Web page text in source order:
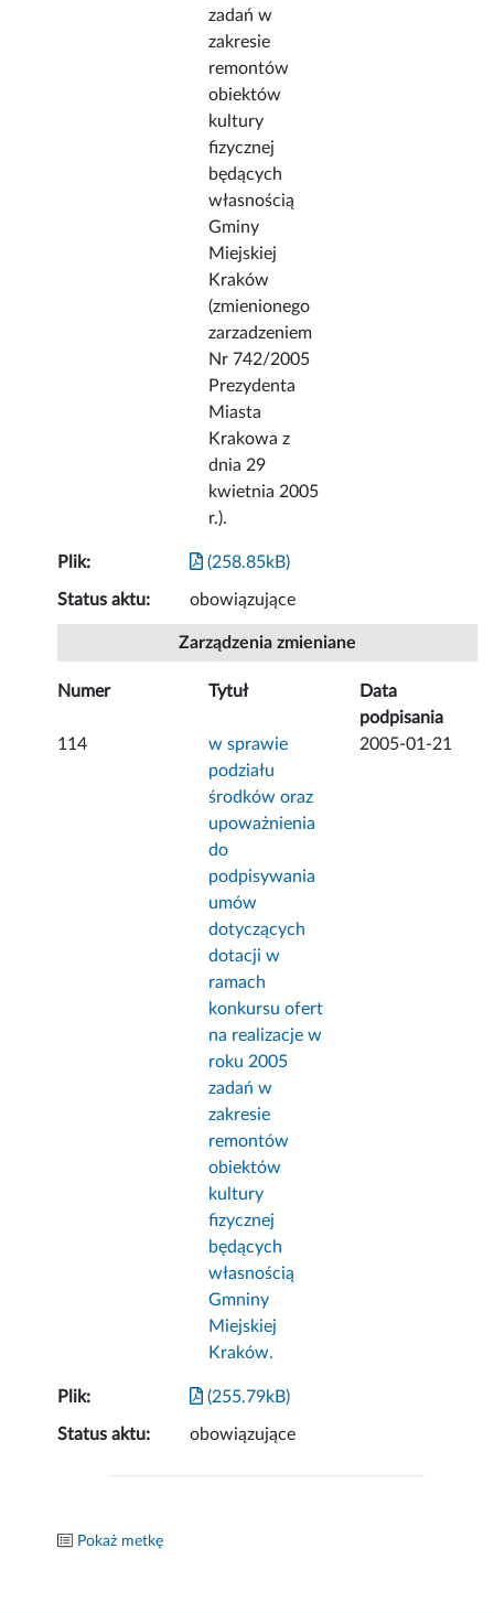
zadań w
zakresie
remontów
obiektów
kultury
fizycznej
będących
własnością
Gminy
Miejskiej
Kraków
(zmienionego
zarzadzeniem
Nr 742/2005
Prezydenta
Miasta
Krakowa z
dnia 29
kwietnia 2005
r.).
Plik: (258.85kB)
Status aktu: obowiązujące
Zarządzenia zmieniane
Numer Tytuł
Data
podpisania
114
w sprawie
podziału
środków oraz
upoważnienia
do
podpisywania
umów
dotyczących
dotacji w
ramach
konkursu ofert
na realizacje w
roku 2005
zadań w
zakresie
remontów
obiektów
kultury
fizycznej
będących
własnością
Gmniny
Miejskiej
Kraków.
2005-01-21
Plik: (255.79kB)
Status aktu: obowiązujące
Pokaż metkę